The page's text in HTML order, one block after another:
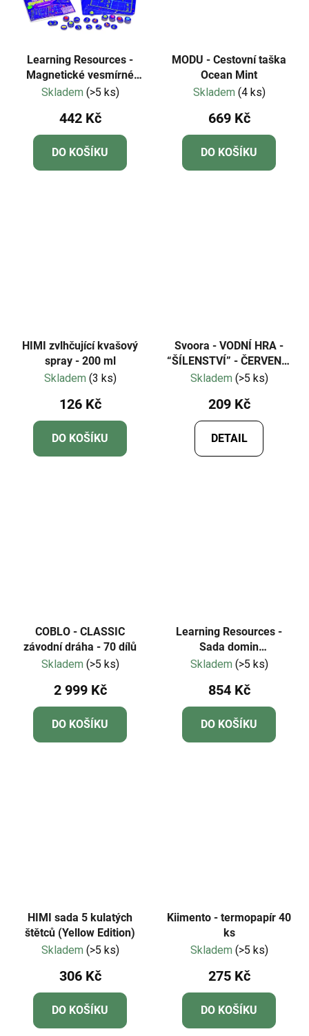
Learning Resources -
Magnetické vesmírné
sudoku
Skladem (>5 ks)
442 Kč
DO KOŠÍKU
MODU - Cestovní taška
Ocean Mint
Skladem (4 ks)
669 Kč
DO KOŠÍKU
HIMI zvlhčující kvašový
spray - 200 ml
Skladem (3 ks)
126 Kč
DO KOŠÍKU
Svoora - VODNÍ HRA -
“ŠÍLENSTVÍ” - ČERVENÁ,
MODRÁ , ZELENÁ
Skladem (>5 ks)
209 Kč
DETAIL
COBLO - CLASSIC
závodní dráha - 70 dílů
Skladem (>5 ks)
2 999 Kč
DO KOŠÍKU
Learning Resources -
Sada domin
Numberblocks®
Skladem (>5 ks)
854 Kč
DO KOŠÍKU
HIMI sada 5 kulatých
štětců (Yellow Edition)
Skladem (>5 ks)
306 Kč
DO KOŠÍKU
Kiimento - termopapír 40
ks
Skladem (>5 ks)
275 Kč
DO KOŠÍKU